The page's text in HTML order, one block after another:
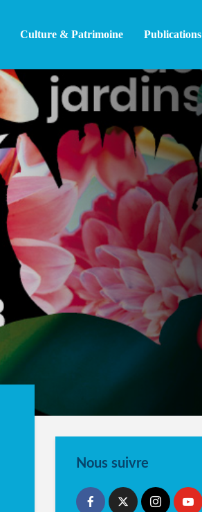
Culture & Patrimoine Publications
Nous suivre